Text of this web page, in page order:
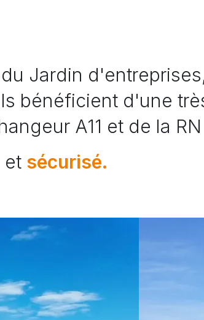
Jardin
bénéficient d'une
A11 et de la RN
et sécurisé.